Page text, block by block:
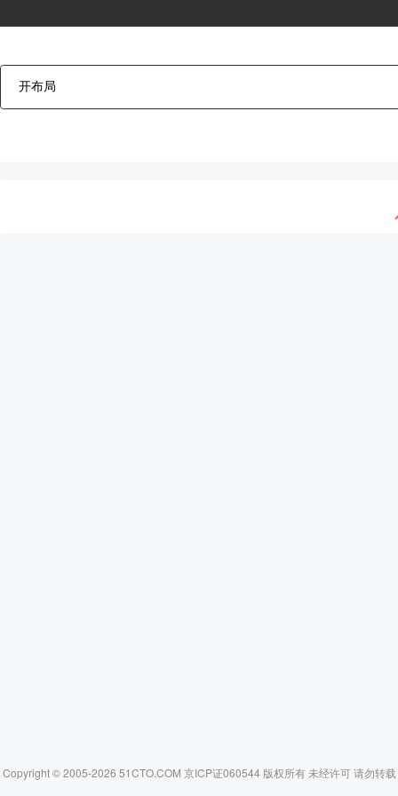
Copyright © 2005-2026 51CTO.COM 京ICP证060544 版权所有 未经许可 请勿转载